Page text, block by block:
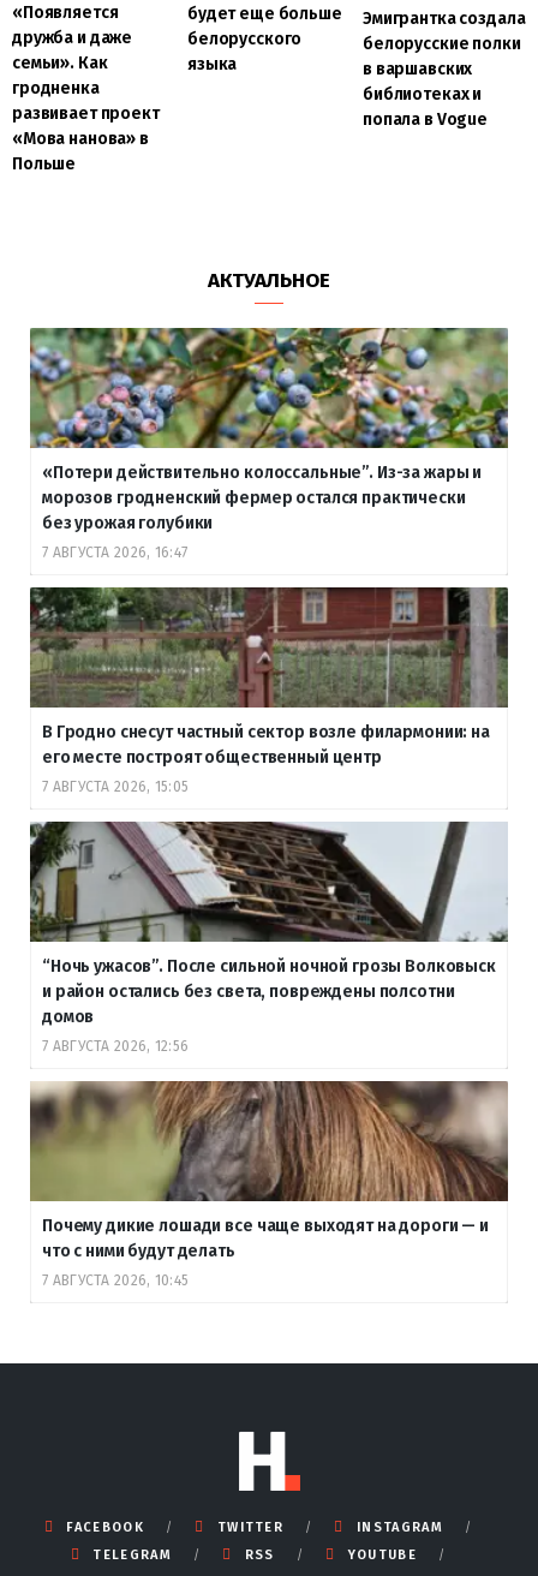
«Появляется
дружба и даже
семьи». Как
гродненка
развивает проект
«Мова нанова» в
Польше
будет еще больше
белорусского
языка
Эмигрантка создала
белорусские полки
в варшавских
библиотеках и
попала в Vogue
АКТУАЛЬНОЕ
«Потери действительно колоссальные”. Из-за жары и
морозов гродненский фермер остался практически
без урожая голубики
7 АВГУСТА 2026, 16:47
В Гродно снесут частный сектор возле филармонии: на
его месте построят общественный центр
7 АВГУСТА 2026, 15:05
“Ночь ужасов”. После сильной ночной грозы Волковыск
и район остались без света, повреждены полсотни
домов
7 АВГУСТА 2026, 12:56
Почему дикие лошади все чаще выходят на дороги — и
что с ними будут делать
7 АВГУСТА 2026, 10:45
FACEBOOK TWITTER
INSTAGRAM
TELEGRAM
RSS
YOUTUBE